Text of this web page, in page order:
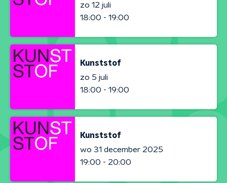
zo 12 juli
18:00 - 19:00
Kunststof
zo 5 juli
18:00 - 19:00
Kunststof
wo 31 december 2025
19:00 - 20:00